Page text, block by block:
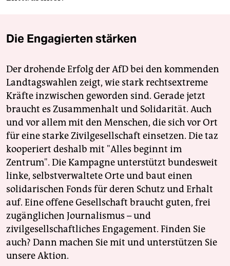
Die Engagierten stärken
Der drohende Erfolg der AfD bei den kommenden
Landtagswahlen zeigt, wie stark rechtsextreme
Kräfte inzwischen geworden sind. Gerade jetzt
braucht es Zusammenhalt und Solidarität. Auch
und vor allem mit den Menschen, die sich vor Ort
für eine starke Zivilgesellschaft einsetzen. Die taz
kooperiert deshalb mit "Alles beginnt im
Zentrum". Die Kampagne unterstützt bundesweit
linke, selbstverwaltete Orte und baut einen
solidarischen Fonds für deren Schutz und Erhalt
auf. Eine offene Gesellschaft braucht guten, frei
zugänglichen Journalismus – und
zivilgesellschaftliches Engagement. Finden Sie
auch? Dann machen Sie mit und unterstützen Sie
unsere Aktion.